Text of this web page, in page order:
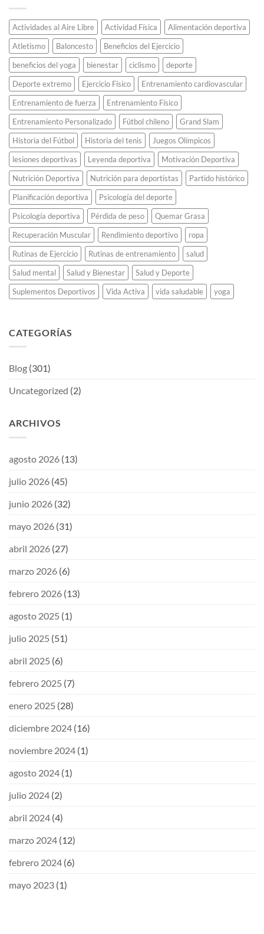
siempre.
conocidas.
todas
las
medallas
olímpicas
de
Tokio
2020
usando
teléfonos
celulares
viejos.
Actividades al Aire Libre Actividad Física
Alimentación deportiva
Atletismo
Baloncesto
Beneficios del Ejercicio
beneficios del yoga
bienestar ciclismo
deporte
Deporte extremo
Ejercicio Físico
Entrenamiento cardiovascular
Entrenamiento de fuerza
Entrenamiento Físico
Entrenamiento Personalizado
Fútbol chileno
Grand Slam
Historia del Fútbol
Historia del tenis
Juegos Olímpicos
lesiones deportivas
Leyenda deportiva
Motivación Deportiva
Nutrición Deportiva
Nutrición para deportistas
Partido histórico
Planificación deportiva
Psicología del deporte
Psicología deportiva
Pérdida de peso
Quemar Grasa
Recuperación Muscular
Rendimiento deportivo
ropa
Rutinas de Ejercicio
Rutinas de entrenamiento
salud
Salud mental
Salud y Bienestar
Salud y Deporte
Suplementos Deportivos
Vida Activa vida saludable yoga
CATEGORÍAS
Blog (301)
Uncategorized (2)
ARCHIVOS
agosto 2026 (13)
julio 2026 (45)
junio 2026 (32)
mayo 2026 (31)
abril 2026 (27)
marzo 2026 (6)
febrero 2026 (13)
agosto 2025 (1)
julio 2025 (51)
abril 2025 (6)
febrero 2025 (7)
enero 2025 (28)
diciembre 2024 (16)
noviembre 2024 (1)
agosto 2024 (1)
julio 2024 (2)
abril 2024 (4)
marzo 2024 (12)
febrero 2024 (6)
mayo 2023 (1)